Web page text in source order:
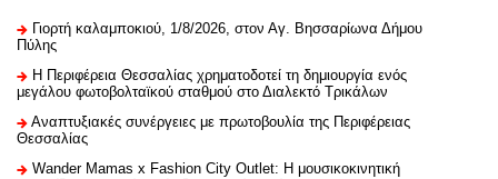
Γιορτή καλαμποκιού, 1/8/2026, στον Αγ. Βησσαρίωνα Δήμου
Πύλης
H Περιφέρεια Θεσσαλίας χρηματοδοτεί τη δημιουργία ενός
μεγάλου φωτοβολταϊκού σταθμού στο Διαλεκτό Τρικάλων
Αναπτυξιακές συνέργειες με πρωτοβουλία της Περιφέρειας
Θεσσαλίας
Wander Mamas x Fashion City Outlet: Η μουσικοκινητική